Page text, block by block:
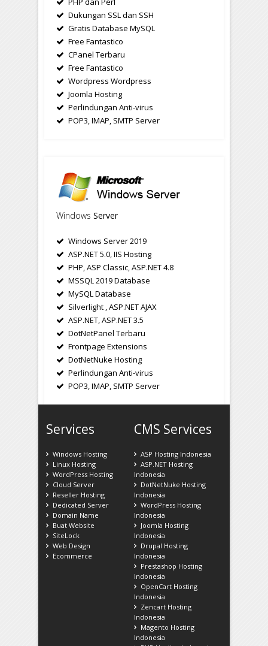
Dukungan SSL dan SSH
Gratis Database MySQL
Free Fantastico
CPanel Terbaru
Free Fantastico
Wordpress Wordpress
Joomla Hosting
Perlindungan Anti-virus
POP3, IMAP, SMTP Server
Windows Server
Windows Server 2019
ASP.NET 5.0, IIS Hosting
PHP, ASP Classic, ASP.NET 4.8
MSSQL 2019 Database
MySQL Database
Silverlight , ASP.NET AJAX
ASP.NET, ASP.NET 3.5
DotNetPanel Terbaru
Frontpage Extensions
DotNetNuke Hosting
Perlindungan Anti-virus
POP3, IMAP, SMTP Server
Services
Windows Hosting
Linux Hosting
WordPress Hosting
Cloud Server
Reseller Hosting
Dedicated Server
Domain Name
Buat Website
SiteLock
Web Design
Ecommerce
CMS Services
ASP Hosting Indonesia
ASP.NET Hosting
Indonesia
DotNetNuke Hosting
Indonesia
WordPress Hosting
Indonesia
Joomla Hosting
Indonesia
Drupal Hosting
Indonesia
Prestashop Hosting
Indonesia
OpenCart Hosting
Indonesia
Zencart Hosting
Indonesia
Magento Hosting
Indonesia